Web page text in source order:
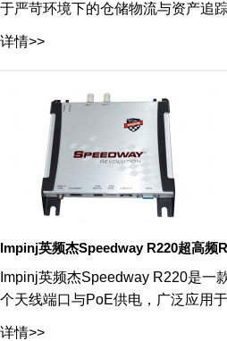
于严苛环境下的仓储物流与资产追
详情>>
Impinj英频杰Speedway R220超高频
Impinj英频杰Speedway R220是一
个天线端口与PoE供电，广泛应用
详情>>